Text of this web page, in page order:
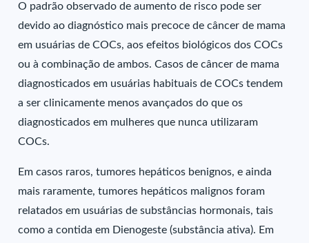
O padrão observado de aumento de risco pode ser
devido ao diagnóstico mais precoce de câncer de mama
em usuárias de COCs, aos efeitos biológicos dos COCs
ou à combinação de ambos. Casos de câncer de mama
diagnosticados em usuárias habituais de COCs tendem
a ser clinicamente menos avançados do que os
diagnosticados em mulheres que nunca utilizaram
COCs.
Em casos raros, tumores hepáticos benignos, e ainda
mais raramente, tumores hepáticos malignos foram
relatados em usuárias de substâncias hormonais, tais
como a contida em Dienogeste (substância ativa). Em